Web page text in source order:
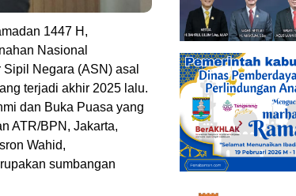
1447 H,
Nasional
Negara (ASN) asal
terjadi akhir 2025 lalu.
dan Buka Puasa yang
ATR/BPN, Jakarta,
Wahid,
sumbangan